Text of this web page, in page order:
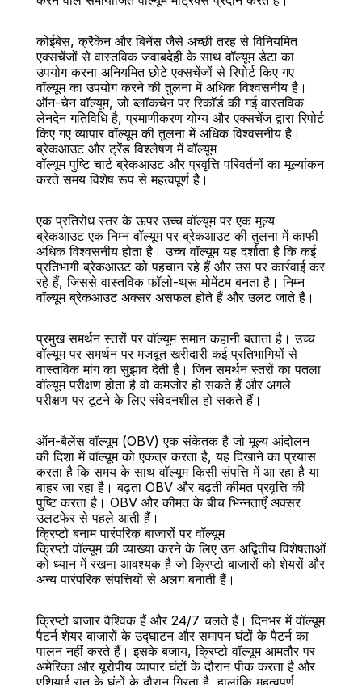
कोईबेस, क्रैकेन और बिनेंस जैसे अच्छी तरह से विनियमित
एक्सचेंजों से वास्तविक जवाबदेही के साथ वॉल्यूम डेटा का
उपयोग करना अनियमित छोटे एक्सचेंजों से रिपोर्ट किए गए
वॉल्यूम का उपयोग करने की तुलना में अधिक विश्वसनीय है।
ऑन-चेन वॉल्यूम, जो ब्लॉकचेन पर रिकॉर्ड की गई वास्तविक
लेनदेन गतिविधि है, प्रमाणीकरण योग्य और एक्सचेंज द्वारा रिपोर्ट
किए गए व्यापार वॉल्यूम की तुलना में अधिक विश्वसनीय है।
ब्रेकआउट और ट्रेंड विश्लेषण में वॉल्यूम
वॉल्यूम पुष्टि चार्ट ब्रेकआउट और प्रवृत्ति परिवर्तनों का मूल्यांकन
करते समय विशेष रूप से महत्वपूर्ण है।
एक प्रतिरोध स्तर के ऊपर उच्च वॉल्यूम पर एक मूल्य
ब्रेकआउट एक निम्न वॉल्यूम पर ब्रेकआउट की तुलना में काफी
अधिक विश्वसनीय होता है। उच्च वॉल्यूम यह दर्शाता है कि कई
प्रतिभागी ब्रेकआउट को पहचान रहे हैं और उस पर कार्रवाई कर
रहे हैं, जिससे वास्तविक फॉलो-थ्रू मोमेंटम बनता है। निम्न
वॉल्यूम ब्रेकआउट अक्सर असफल होते हैं और उलट जाते हैं।
प्रमुख समर्थन स्तरों पर वॉल्यूम समान कहानी बताता है। उच्च
वॉल्यूम पर समर्थन पर मजबूत खरीदारी कई प्रतिभागियों से
वास्तविक मांग का सुझाव देती है। जिन समर्थन स्तरों का पतला
वॉल्यूम परीक्षण होता है वो कमजोर हो सकते हैं और अगले
परीक्षण पर टूटने के लिए संवेदनशील हो सकते हैं।
ऑन-बैलेंस वॉल्यूम (OBV) एक संकेतक है जो मूल्य आंदोलन
की दिशा में वॉल्यूम को एकत्र करता है, यह दिखाने का प्रयास
करता है कि समय के साथ वॉल्यूम किसी संपत्ति में आ रहा है या
बाहर जा रहा है। बढ़ता OBV और बढ़ती कीमत प्रवृत्ति की
पुष्टि करता है। OBV और कीमत के बीच भिन्नताएँ अक्सर
उलटफेर से पहले आती हैं।
क्रिप्टो बनाम पारंपरिक बाजारों पर वॉल्यूम
क्रिप्टो वॉल्यूम की व्याख्या करने के लिए उन अद्वितीय विशेषताओं
को ध्यान में रखना आवश्यक है जो क्रिप्टो बाजारों को शेयरों और
अन्य पारंपरिक संपत्तियों से अलग बनाती हैं।
क्रिप्टो बाजार वैश्विक हैं और 24/7 चलते हैं। दिनभर में वॉल्यूम
पैटर्न शेयर बाजारों के उद्घाटन और समापन घंटों के पैटर्न का
पालन नहीं करते हैं। इसके बजाय, क्रिप्टो वॉल्यूम आमतौर पर
अमेरिका और यूरोपीय व्यापार घंटों के दौरान पीक करता है और
एशियाई रात के घंटों के दौरान गिरता है, हालांकि महत्वपूर्ण